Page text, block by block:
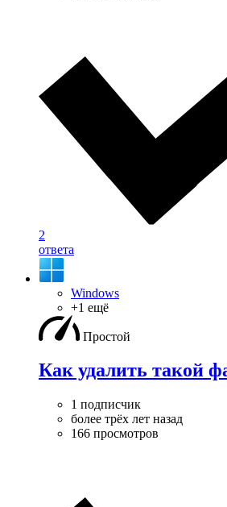
2
ответа
Windows
+1 ещё
Простой
Как удалить такой
1 подписчик
более трёх лет назад
166 просмотров